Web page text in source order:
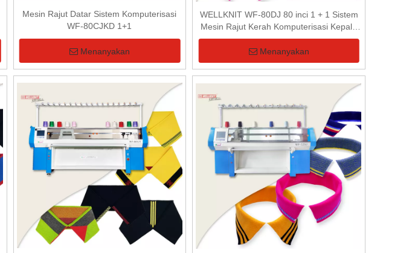
Mesin Rajut Datar Sistem Komputerisasi
WF-80CJKD 1+1
Menanyakan
WELLKNIT WF-80DJ 80 inci 1 + 1 Sistem
Mesin Rajut Kerah Komputerisasi Kepala
Ganda
Menanyakan